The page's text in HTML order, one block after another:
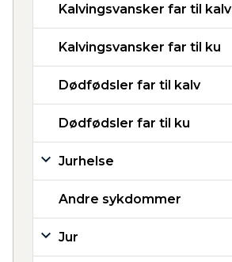
Kalvingsvansker far til kalv
Kalvingsvansker far til ku
Dødfødsler far til kalv
Dødfødsler far til ku
Jurhelse
Andre sykdommer
Jur